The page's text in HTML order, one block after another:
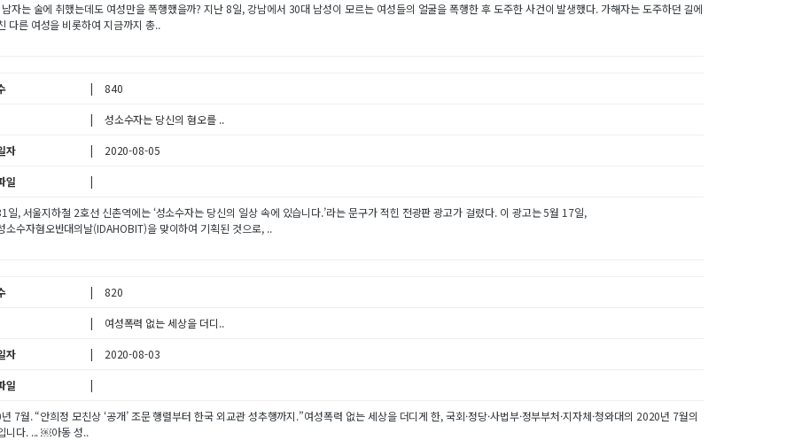
자는 술에 취했는데도 여성만을 폭행했을까? 지난 8일, 강남에서 30대 남성이 모르는 여성들의 얼굴을 폭행한 후 도주한 사건이 발생했다. 가해자는 도주하던 길에
다른 여성을 비롯하여 지금까지 총..
840
성소수자는 당신의 혐오를 ..
자 2020-08-05
일
일, 서울지하철 2호선 신촌역에는 ‘성소수자는 당신의 일상 속에 있습니다.’라는 문구가 적힌 전광판 광고가 걸렸다. 이 광고는 5월 17일,
소수자혐오반대의날(IDAHOBIT)을 맞이하여 기획된 것으로, ..
820
여성폭력 없는 세상을 더디..
자 2020-08-03
일
7월. “안희정 모친상 ‘공개’ 조문 행렬부터 한국 외교관 성추행까지.”여성폭력 없는 세상을 더디게 한, 국회·정당·사법부·정부부처·지자체·청와대의 2020년 7월의
니다. ... ￼아동 성..